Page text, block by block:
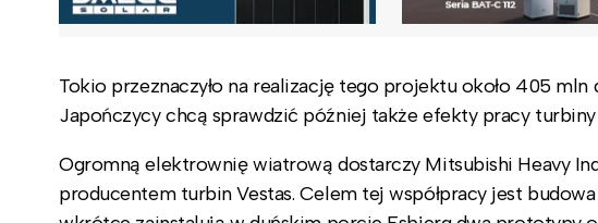
Tokio przeznaczyło na realizację tego projektu około 405
Japończycy chcą sprawdzić później także efekty pracy
Ogromną elektrownię wiatrową dostarczy Mitsubishi Heavy
producentem turbin Vestas. Celem tej współpracy jest